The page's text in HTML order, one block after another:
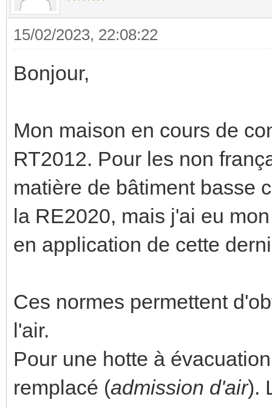
15/02/2023, 22:08:22
Bonjour,
Mon maison en cours de
RT2012. Pour les non
matière de bâtiment basse
la RE2020, mais j'ai eu
en application de cette
Ces normes permettent
l'air.
Pour une hotte à
remplacé (admission d'air).